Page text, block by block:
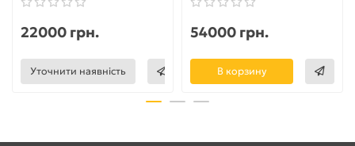
22000 грн.
Уточнити наявність
54000 грн.
В корзину